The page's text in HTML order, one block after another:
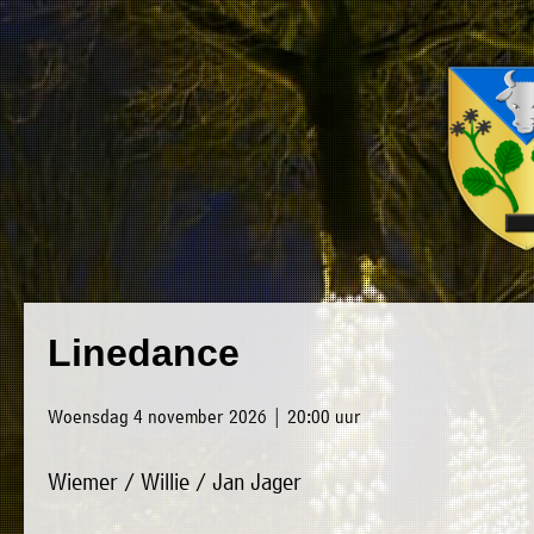
Linedance
Woensdag 4 november 2026 | 20:00 uur
Wiemer / Willie / Jan Jager
Luxwoude.net
website@luxwoude.net
Plaatselijk
dit